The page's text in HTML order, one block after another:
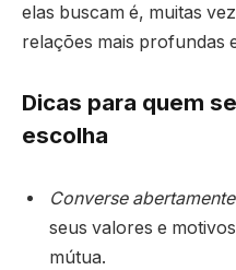
elas buscam é, muitas
relações mais profundas
Dicas para quem
escolha
Converse abertamente
seus valores e
mútua.